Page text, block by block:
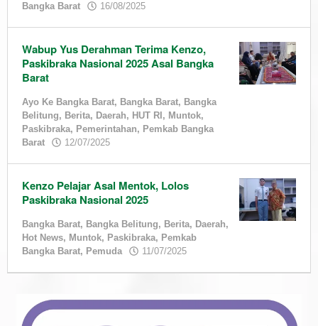
HUT
Pemerintahan ,
Pemkab
Bangka
18/08/2025
admin
Bangka Barat
16/08/2025
Wabup Yus Derahman Terima Kenzo,
Paskibraka Nasional 2025 Asal Bangka
Barat
Ayo Ke Bangka Barat, Bangka Barat, Bangka
Belitung, Berita, Daerah, HUT RI , Muntok,
Paskibraka, Pemerintahan, Pemkab Bangka
Barat
12/07/2025
Kenzo Pelajar Asal Mentok, Lolos
Paskibraka Nasional 2025
Bangka Barat, Bangka Belitung, Berita, Daerah,
Hot News, Muntok, Paskibraka, Pemkab
Bangka Barat, Pemuda 11/07/2025